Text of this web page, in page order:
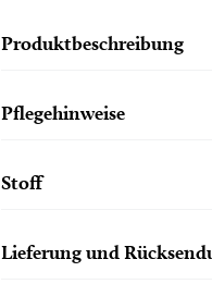
Produktbeschreibung
Pflegehinweise
Stoff
Lieferung und